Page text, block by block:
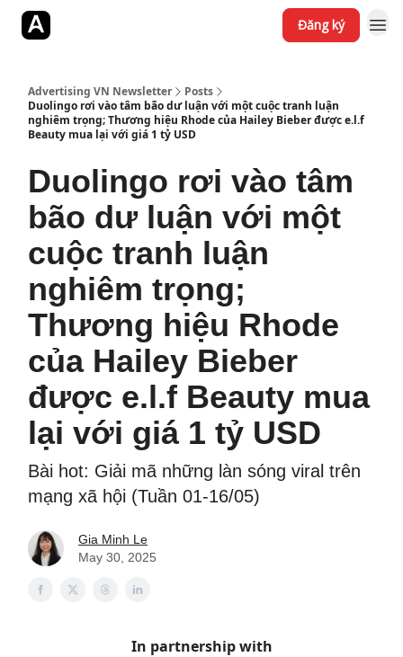
Đăng ký
Advertising VN Newsletter
Posts
Duolingo rơi vào tâm bão dư luận với một cuộc tranh luận
nghiêm trọng; Thương hiệu Rhode của Hailey Bieber được e.l.f
Beauty mua lại với giá 1 tỷ USD
Duolingo rơi vào tâm
bão dư luận với một
cuộc tranh luận
nghiêm trọng;
Thương hiệu Rhode
của Hailey Bieber
được e.l.f Beauty mua
lại với giá 1 tỷ USD
Bài hot: Giải mã những làn sóng viral trên
mạng xã hội (Tuần 01-16/05)
Gia Minh Le
May 30, 2025
In partnership with